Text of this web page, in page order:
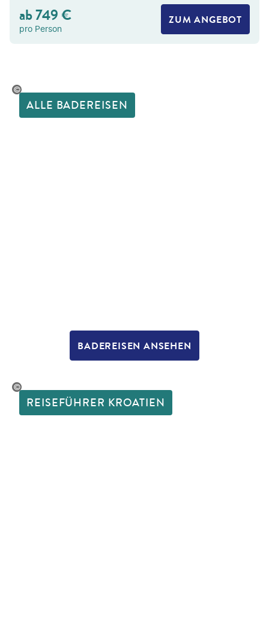
ab749€
pro Person
ZUM ANGEBOT
ALLE BADEREISEN
BADEREISEN ANSEHEN
Pasternak
REISEFÜHRER KROATIEN